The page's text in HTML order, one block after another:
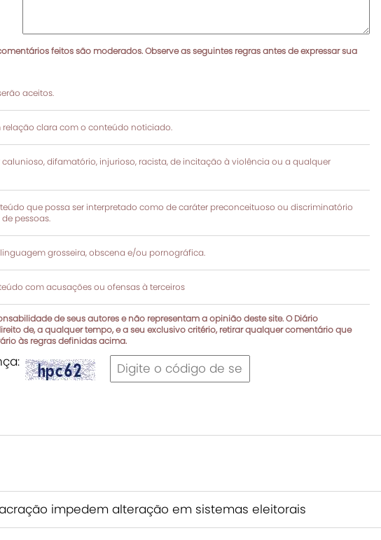
feitos são moderados. Observe as seguintes regras antes de expressar sua
aceitos.
relação clara com o conteúdo noticiado.
difamatório, injurioso, racista, de incitação à violência ou a qualquer
que possa ser interpretado como de caráter preconceituoso ou discriminatório
pessoas.
grosseira, obscena e/ou pornográfica.
com acusações ou ofensas à terceiros
de seus autores e não representam a opinião deste site. O Diário
de, a qualquer tempo, e a seu exclusivo critério, retirar qualquer comentário que
às regras definidas acima.
impedem alteração em sistemas eleitorais